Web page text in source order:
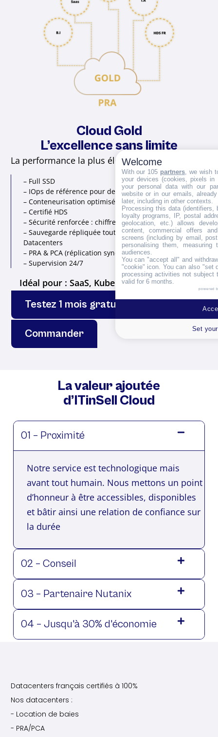
Cloud Gold
L’excellence sans limite
La performance la plus élevée de notre Cloud :
– Full SSD
– IOps de référence pour de très fortes sollicitations
– Conteneurisation optimisée pour Kubernetes
– Certifié HDS
– Sécurité renforcée : chiffrement
– Sauvegarde répliquée toutes les 24h en Bi-
Datacenters
– PRA & PCA (réplication synchrone)
– Supervision 24/7
Idéal pour : SaaS, Kubernetes, I.A, B.I et HDS.
Testez 1 mois gratuitement
Commander
La valeur ajoutée
d’ITinSell Cloud
01 – Proximité
Notre service est technologique mais
avant tout humain. Nous mettons un point
d’honneur à être accessibles, disponibles
et bâtir ainsi une relation de confiance sur
la durée
02 – Conseil
03 – Partenaire Nutanix
04 – Jusqu'à 30% d'économie
Datacenters français certifiés à 100%
Nos datacenters :
- Location de baies
- PRA/PCA
Welcome
With our 105 partners, we wish
your devices (cookies, pixels
your personal data with our
website or in our emails,
later, including in other contexts.
Processing this data (identifiers,
loyalty programs, IP, postal
geolocation, etc.) allows
content, commercial offers
screens (including by email,
personalising them, measuring
audiences.
You can "accept all" and
"cookie" icon. You can also "set
processing activities not subject
valid for 6 months.
powered
Set